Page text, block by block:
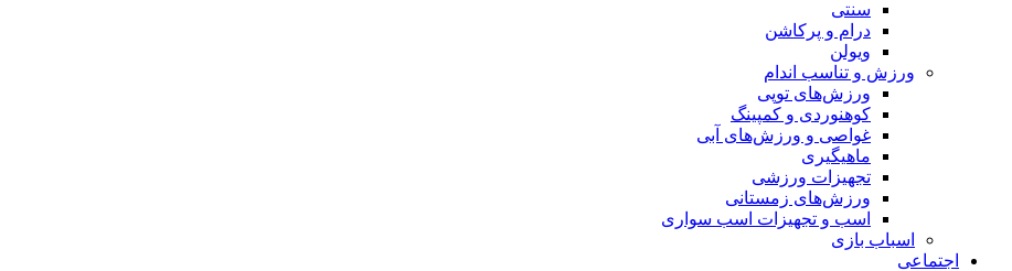
سنتی
درام و پرکاشن
ویولن
ورزش و تناسب اندام
ورزش‌های توپی
کوهنوردی و کمپینگ
غواصی و ورزش‌های آبی
ماهیگیری
تجهیزات ورزشی
ورزش‌های زمستانی
اسب و تجهیزات اسب سواری
اسباب‌ بازی
اجتماعی